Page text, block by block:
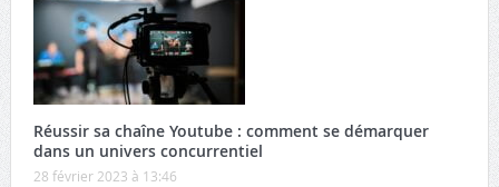
Réussir sa chaîne Youtube : comment se démarquer
dans un univers concurrentiel
28 février 2023 à 13:46